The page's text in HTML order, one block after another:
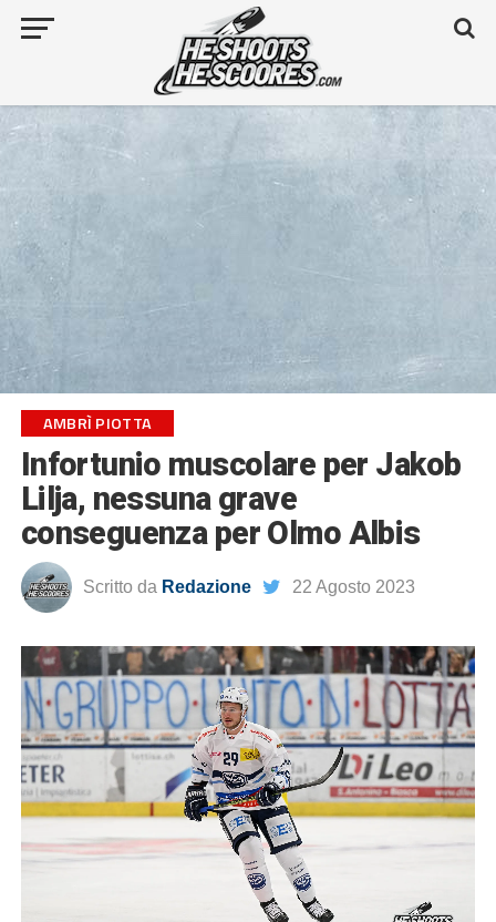
AMBRÌ PIOTTA
Infortunio muscolare per Jakob
Lilja, nessuna grave
conseguenza per Olmo Albis
Scritto da Redazione 22 Agosto 2023